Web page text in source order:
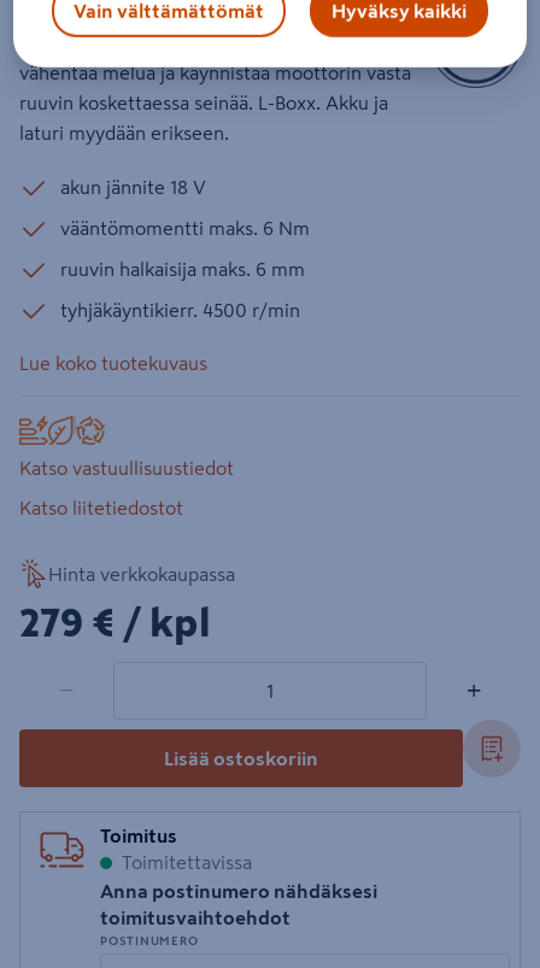
Akkuväliseinäruuvinväännin sopii jopa 6 mm:n
kipsilevyruuvien kiinnittämiseen. PowerSafe-tila
vähentää melua ja käynnistää moottorin vasta
ruuvin koskettaessa seinää. L-Boxx. Akku ja
laturi myydään erikseen.
akun jännite 18 V
vääntömomentti maks. 6 Nm
ruuvin halkaisija maks. 6 mm
tyhjäkäyntikierr. 4500 r/min
Lue koko tuotekuvaus
Katso vastuullisuustiedot
Katso liitetiedostot
Hinta verkkokaupassa
279€/kpl
279 € / kpl
− +
Lisää ostoskoriin
Toimitus
Toimitettavissa
Anna postinumero nähdäksesi
toimitusvaihtoehdot
POSTINUMERO
Vain välttämättömät Hyväksy kaikki